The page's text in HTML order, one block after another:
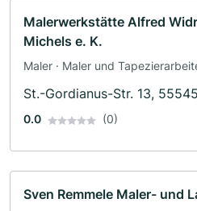
Malerwerkstätte Alfred
Michels e. K.
Maler · Maler und
St.-Gordianus-Str. 13,
0.0 (0)
Sven Remmele Maler- und